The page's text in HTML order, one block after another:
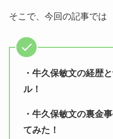
そこで、今回の記事では
・牛久保敏文の経歴
ル！
・牛久保敏文の裏金
てみた！